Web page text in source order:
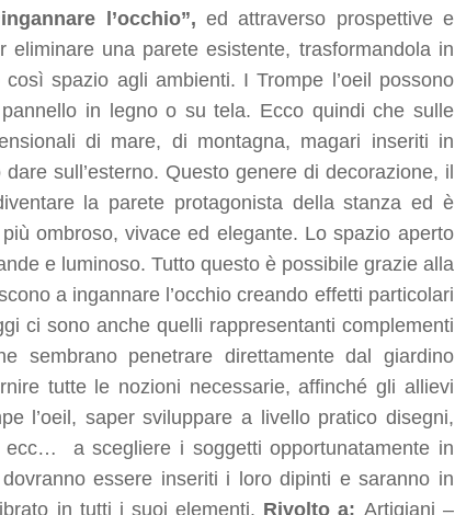
l’occhio”, ed attraverso prospettive e
una parete esistente, trasformandola in
spazio agli ambienti. I Trompe l’oeil possono
in legno o su tela. Ecco quindi che sulle
di mare, di montagna, magari inseriti in
sull’esterno. Questo genere di decorazione, il
la parete protagonista della stanza ed è
ombroso, vivace ed elegante. Lo spazio aperto
e luminoso. Tutto questo è possibile grazie alla
a ingannare l’occhio creando effetti particolari
ci sono anche quelli rappresentanti complementi
sembrano penetrare direttamente dal giardino
tutte le nozioni necessarie, affinché gli allievi
l’oeil, saper sviluppare a livello pratico disegni,
a scegliere i soggetti opportunatamente in
essere inseriti i loro dipinti e saranno in
in tutti i suoi elementi. Rivolto a: Artigiani –